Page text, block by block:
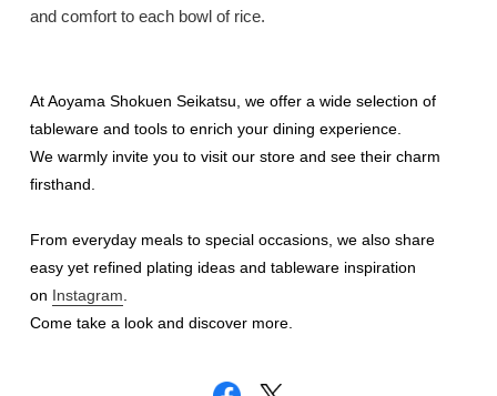
and comfort to each bowl of rice.
At Aoyama Shokuen Seikatsu, we offer a wide selection of
tableware and tools to enrich your dining experience.
We warmly invite you to visit our store and see their charm
firsthand.
From everyday meals to special occasions, we also share
easy yet refined plating ideas and tableware inspiration
on Instagram
Come take a look and discover more.